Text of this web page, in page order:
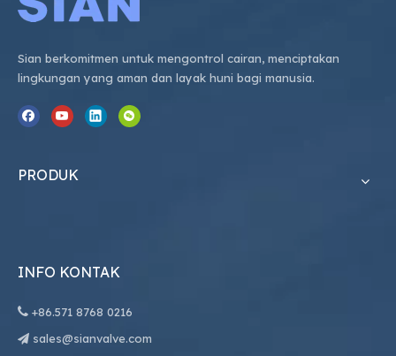
Sian berkomitmen untuk mengontrol cairan, menciptakan
lingkungan yang aman dan layak huni bagi manusia.
PRODUK
INFO KONTAK
 +86.571 8768 0216
 sales@sianvalve.com